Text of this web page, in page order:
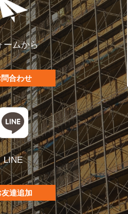
ームから
合わせ
LINE
友達追加